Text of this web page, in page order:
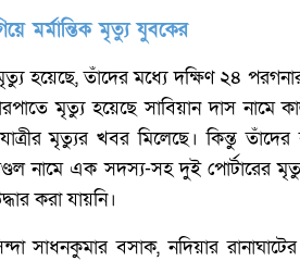
মর্মান্তিক মৃত্যু যুবকের
হয়েছে, তাঁদের মধ্যে দক্ষিণ ২৪
মৃত্যু হয়েছে সাবিয়ান দাস নামে
মৃত্যুর খবর মিলেছে। কিন্তু তাঁদের
নামে এক সদস্য-সহ দুই পোর্টারের
করা যায়নি।
সাধনকুমার বসাক, নদিয়ার